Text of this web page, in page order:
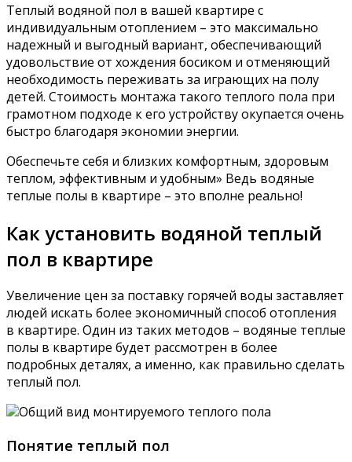
Теплый водяной пол в вашей квартире с
индивидуальным отоплением – это максимально
надежный и выгодный вариант, обеспечивающий
удовольствие от хождения босиком и отменяющий
необходимость переживать за играющих на полу
детей. Стоимость монтажа такого теплого пола при
грамотном подходе к его устройству окупается очень
быстро благодаря экономии энергии.
Обеспечьте себя и близких комфортным, здоровым
теплом, эффективным и удобным» Ведь водяные
теплые полы в квартире – это вполне реально!
Как установить водяной теплый
пол в квартире
Увеличение цен за поставку горячей воды заставляет
людей искать более экономичный способ отопления
в квартире. Один из таких методов – водяные теплые
полы в квартире будет рассмотрен в более
подробных деталях, а именно, как правильно сделать
теплый пол.
Общий вид монтируемого теплого пола
Понятие теплый пол